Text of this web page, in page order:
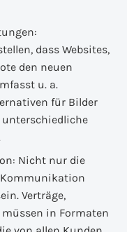
dass Websites,
den neuen
u. a.
für Bilder
Nicht nur die
Verträge,
in Formaten